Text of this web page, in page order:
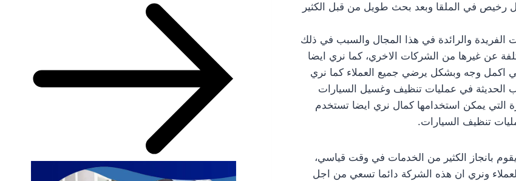
رخيص في الملقا وبعد بحث طويل من قبل الكثير
والرائدة في هذا المجال والسبب في ذلك
عن غيرها من الشركات الاخري، كما نري ايضا
اكمل وجه وبشكل يرضي جميع العملاء كما نري
الحديثة في عمليات تنظيف وغسيل السيارات
التي يمكن استخدامها كمال نري ايضا تستخدم
تنظيف السيارات.
بانجاز الكثير من الخدمات في وقت قياسي،
العملاء ونري ان هذه الشركة دائما تسعي من اجل